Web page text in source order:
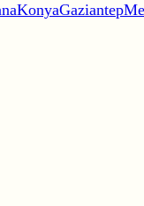
KonyaGaziantep